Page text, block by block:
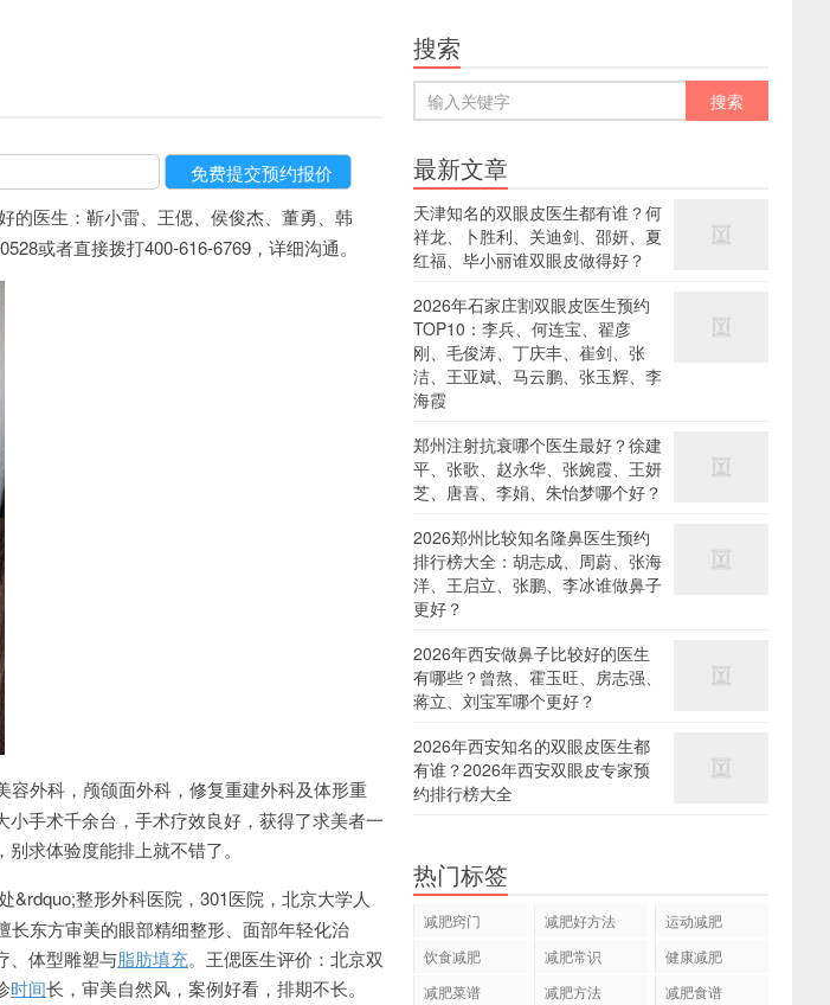
的医生：靳小雷、王偲、侯俊杰、董勇、韩
或者直接拨打400-616-6769，详细沟通。
容外科，颅颌面外科，修复重建外科及体形重
手术千余台，手术疗效良好，获得了求美者一
求体验度能排上就不错了。
&rdquo;整形外科医院，301医院，北京大学人
长东方审美的眼部精细整形、面部年轻化治
、体型雕塑与脂肪填充。王偲医生评价：北京双
时间长，审美自然风，案例好看，排期不长。
搜索
最新文章
天津知名的双眼皮医生都有谁？何
祥龙、卜胜利、关迪剑、邵妍、夏
红福、毕小丽谁双眼皮做得好？
2026年石家庄割双眼皮医生预约
TOP10：李兵、何连宝、翟彦
刚、毛俊涛、丁庆丰、崔剑、张
洁、王亚斌、马云鹏、张玉辉、李
海霞
郑州注射抗衰哪个医生最好？徐建
平、张歌、赵永华、张婉霞、王妍
芝、唐喜、李娟、朱怡梦哪个好？
2026郑州比较知名隆鼻医生预约
排行榜大全：胡志成、周蔚、张海
洋、王启立、张鹏、李冰谁做鼻子
更好？
2026年西安做鼻子比较好的医生
有哪些？曾熬、霍玉旺、房志强、
蒋立、刘宝军哪个更好？
2026年西安知名的双眼皮医生都
有谁？2026年西安双眼皮专家预
约排行榜大全
热门标签
减肥窍门 减肥好方法
运动减肥
饮食减肥
减肥常识
健康减肥
减肥菜谱
减肥方法
减肥食谱